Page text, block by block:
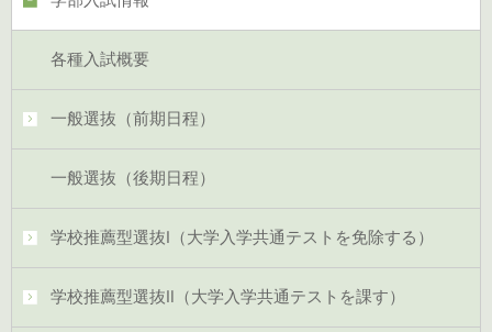
各種入試概要
一般選抜（前期日程）
一般選抜（後期日程）
学校推薦型選抜Ⅰ（大学入学共通テストを免除する）
学校推薦型選抜Ⅱ（大学入学共通テストを課す）